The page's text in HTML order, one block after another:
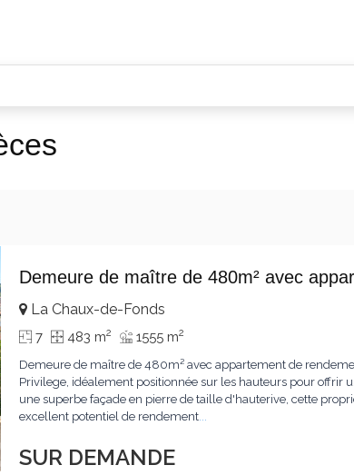
Demeure de maître de 480m² avec
SUR DEMANDE
La Chaux-de-Fonds
7 483 m2 1555 m2
Demeure de maître de 480m² avec appartement de
Privilege, idéalement positionnée sur les hauteurs pour offrir
une superbe façade en pierre de taille d'hauterive, cette
excellent potentiel de rendement...